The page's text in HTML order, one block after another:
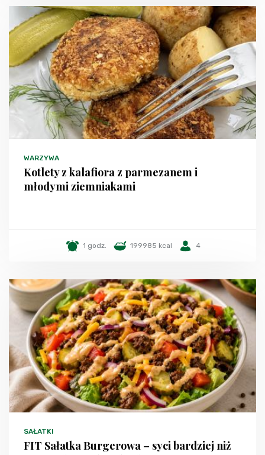
WARZYWA
Kotlety z kalafiora z parmezanem i
młodymi ziemniakami
1 godz. 199985 kcal 4
SAŁATKI
FIT Sałatka Burgerowa – syci bardziej niż